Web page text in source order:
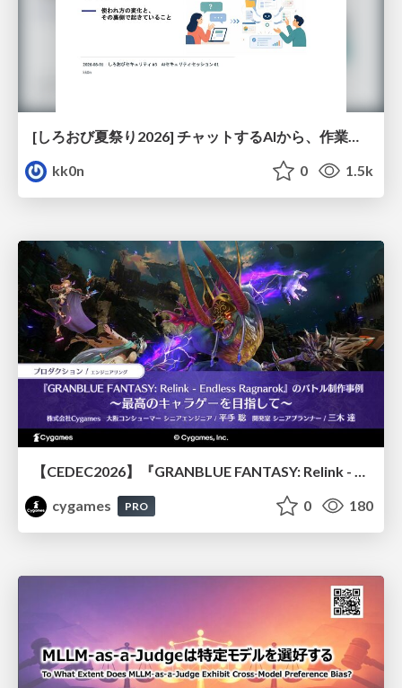
[しろおび夏祭り2026] チャットするAIから、作業するAIへ - 使われ方の変化と、その裏側で起きていること
kk0n
0 1.5k
cygames
PRO 0 180